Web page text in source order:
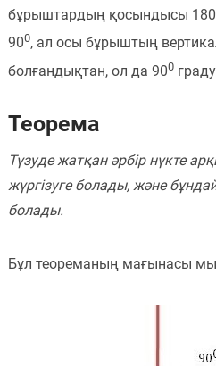
бұрыштардың қосындысы 180
900, ал осы бұрыштың
болғандықтан, ол да 900
Теорема
Түзуде жатқан әрбір нүкте
жүргізуге болады, және
болады.
Бұл теореманың мағынасы